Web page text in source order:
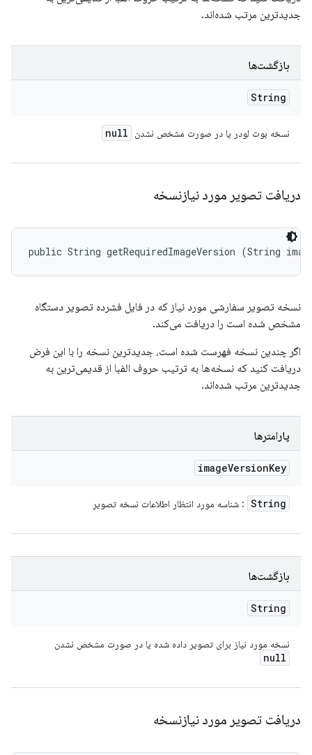
جدیدترین مرتب شده‌اند.
بازگشت‌ها
String
نسخه بوت لودر یا در صورت مشخص نشدن null
دریافت تصویر مورد نیازنسخه
public String getRequiredImageVersion (String
نسخه تصویر سفارشی مورد نیاز که در فایل فشرده تصویر دستگاه
مشخص شده است را دریافت می‌کند.
اگر چندین نسخه فهرست شده است، جدیدترین نسخه را با این فرض
دریافت کنید که نسخه‌ها به ترتیب حروف الفبا از قدیمی‌ترین به
جدیدترین مرتب شده‌اند.
پارامترها
imageVersionKey
String : شناسه مورد انتظار اطلاعات نسخه تصویر
بازگشت‌ها
String
نسخه مورد نیاز برای تصویر داده شده یا در صورت مشخص نشدن
null
دریافت تصویر مورد نیازنسخه